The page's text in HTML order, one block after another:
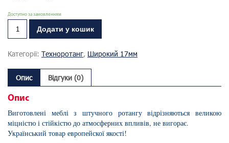
Доступно за замовленням
Додати у кошик
Категорії: Техноротанг, Широкий 17мм
Опис Відгуки (0)
Опис
Виготовлені меблі з штучного ротангу відрізняються великою
міцністю і стійкістю до атмосферних впливів, не вигорає.
Український товар европейскої якості!